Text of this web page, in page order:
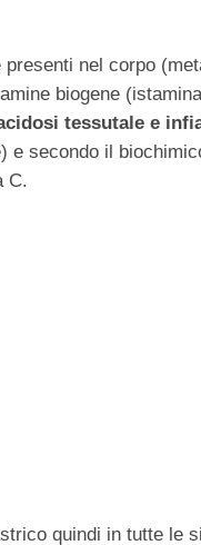
nel corpo
biogene
tessutale e
e secondo il
C.
quindi in tutte le